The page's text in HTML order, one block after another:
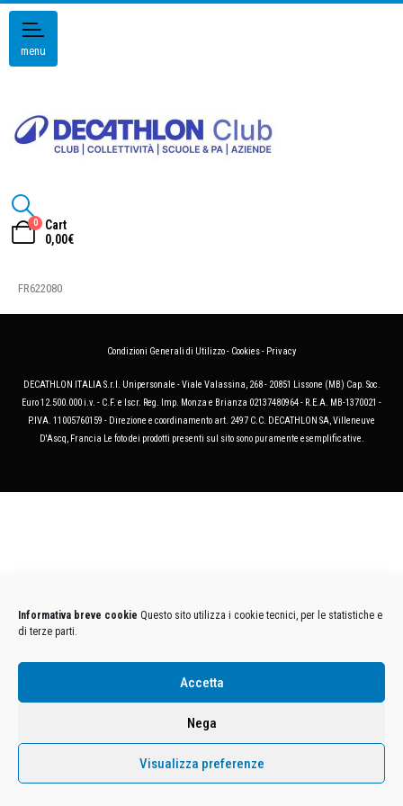
Informativa breve cookie Questo sito utilizza i cookie tecnici, per le statistiche e
di terze parti.
Accetta
Nega
Visualizza preferenze
menu
0
Cart
0,00€
FR622080
Condizioni Generali di Utilizzo- Cookies- Privacy
DECATHLON ITALIA S.r.l. Unipersonale - Viale Valassina, 268 - 20851 Lissone (MB) Cap. Soc.
Euro 12.500.000 i.v. - C.F. e Iscr. Reg. Imp. Monza e Brianza 02137480964 - R.E.A. MB-1370021 -
P.IVA. 11005760159 - Direzione e coordinamento art. 2497 C.C. DECATHLON SA, Villeneuve
D'Ascq, Francia Le foto dei prodotti presenti sul sito sono puramente esemplificative.